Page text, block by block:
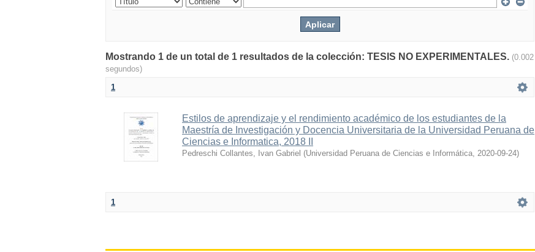
Mostrando 1 de un total de 1 resultados de la colección: TESIS NO EXPERIMENTALES. (0.002
segundos)
1
Estilos de aprendizaje y el rendimiento académico de los estudiantes de la
Maestría de Investigación y Docencia Universitaria de la Universidad Peruana de
Ciencias e Informatica, 2018 II
Pedreschi Collantes, Ivan Gabriel (Universidad Peruana de Ciencias e Informática, 2020-09-24)
1